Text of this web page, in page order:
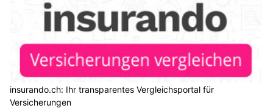
insurando.ch: Ihr transparentes Vergleichsportal für
Versicherungen